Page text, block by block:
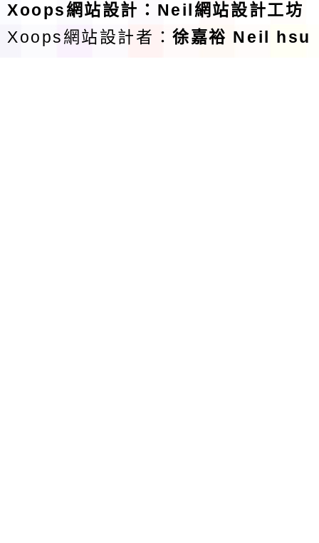
Xoops網站設計 ： Neil網站設計工坊
Xoops網站設計者：徐嘉裕 Neil hsu